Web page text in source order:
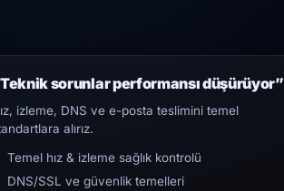
sorunlar performansı düşürüyor”
izleme, DNS ve e-posta teslimini temel
alırız.
Temel hız & izleme sağlık kontrolü
DNS/SSL ve güvenlik temelleri